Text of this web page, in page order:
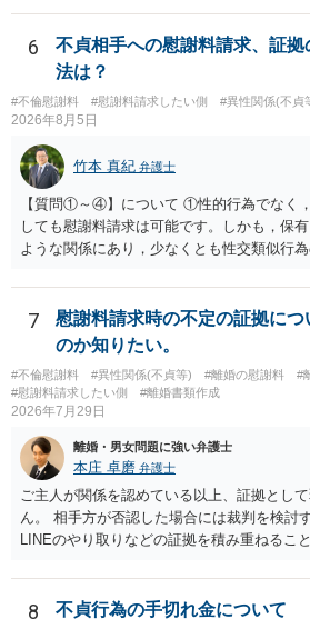
対する照会は基本的にできないと解されて
は例外的に認める扱いもありますが、かな
的ではないでしょう）。もし韓国本社がア
ら、日本法人へ送っても「ウチでは管理し
ります。 個人で直接他人のID情報の開示を
6
不貞相手への慰謝料請求、証
法は？
#不倫慰謝料 #慰謝料請求したい側 #異性関係(不貞
2026年8月5日
竹本 真紀 弁護士
【質問①～④】について ①性的行為でなく
しても慰謝料請求は可能です。しかも，保
ような関係にあり，少なくとも性交類似行
ことを窺わせるものです。）。ですから，
よいと思います。 ただ．慰謝料額について
いとして，この点を考慮されることになる
今後のことを考えて書いてもらうか否かを
す。今ある証拠以上のことを証明（証明力を
るのであれば，前向きに検討を進めるという
値と夫との関係との均衡のように思います
いるのであれば，どのような内容の委任な
書士との協議になると思います。請求する
の見極めや，相手方は性交類似行為は認め
定しているのかによって，考え方・進め方
あれば，本人（行政書士でも同じだと思い
り変わらないように思います。減額で折り
もよいように思いますが，ゼロかどうかの
7
慰謝料請求時の不定の証拠につ
のか知りたい。
#不倫慰謝料 #異性関係(不貞等) #離婚の慰謝料
#
#慰謝料請求したい側
#離婚書類作成
2026年7月29日
離婚・男女問題に強い弁護士
本庄 卓磨 弁護士
ご主人が関係を認めている以上、証拠とし
ん。 相手方が否認した場合には裁判を検討
LINEのやり取りなどの証拠を積み重ねるこ
個別の事情によりますので、お早めに弁護
すめします。
8 不貞行為の手切れ金について